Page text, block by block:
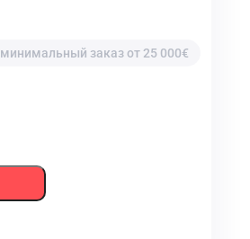
минимальный заказ от 25 000€